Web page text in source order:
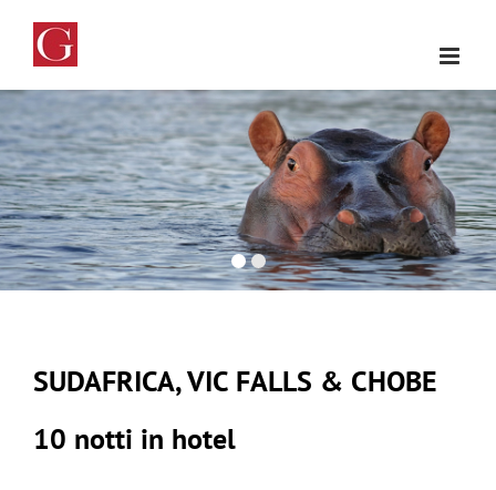
contenuto
SUDAFRICA, VIC FALLS & CHOBE
10 notti in hotel